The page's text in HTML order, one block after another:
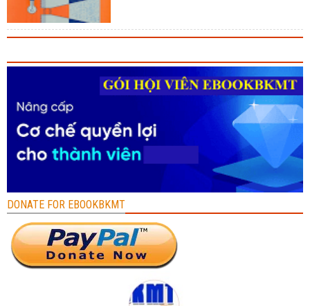
DONATE FOR EBOOKBKMT